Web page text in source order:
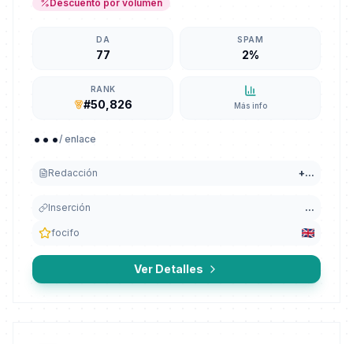
Descuento por volumen
DA
77
SPAM
2%
RANK
#50,826 Más info
.../ enlace
Redacción +...
Inserción ...
focifo
Ver Detalles